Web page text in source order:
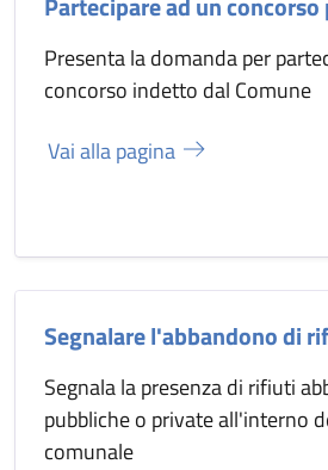
Presenta la domanda per
concorso indetto dal Comune
Vai alla pagina
Segnalare l'abbandono di
Segnala la presenza di rifiuti
pubbliche o private all'interno
comunale